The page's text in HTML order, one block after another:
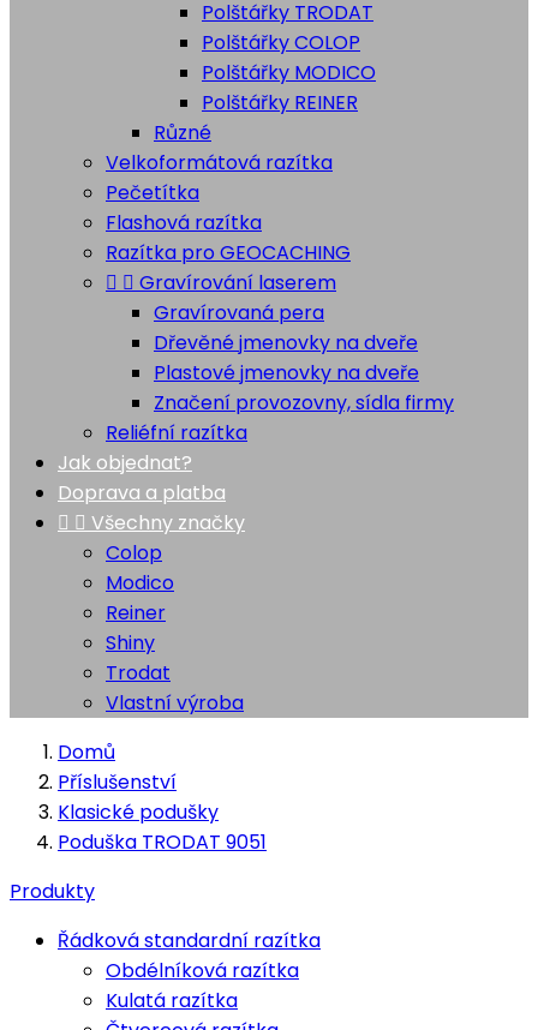
Polštářky TRODAT
Polštářky COLOP
Polštářky MODICO
Polštářky REINER
Různé
Velkoformátová razítka
Pečetítka
Flashová razítka
Razítka pro GEOCACHING
  Gravírování laserem
Gravírovaná pera
Dřevěné jmenovky na dveře
Plastové jmenovky na dveře
Značení provozovny, sídla firmy
Reliéfní razítka
Jak objednat?
Doprava a platba
  Všechny značky
Colop
Modico
Reiner
Shiny
Trodat
Vlastní výroba
Domů
Příslušenství
Klasické podušky
Poduška TRODAT 9051
Produkty
Řádková standardní razítka
Obdélníková razítka
Kulatá razítka